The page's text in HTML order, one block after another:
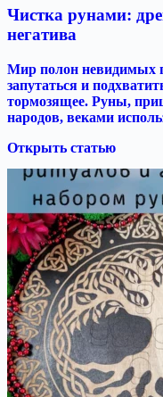
Чистка рунами:
негатива
Мир полон невидимых
запутаться и
тормозящее. Руны,
народов, веками
Открыть статью